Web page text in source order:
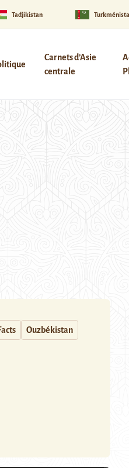
Tadjikistan
Carnets d’Asie
centrale
Ouzbékistan